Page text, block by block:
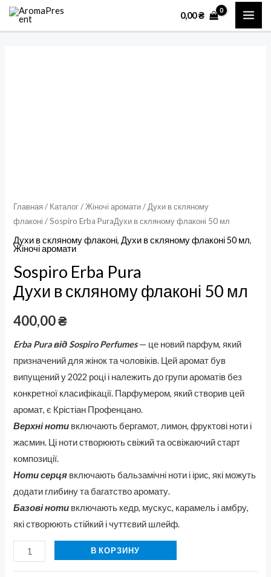
Перейти
0,00₴
Главная / Каталог/Жіночі аромати/ Духи в скляному
флаконі / Sospiro Erba PuraДухи в скляному флаконі 50 мл
Духи в скляному флаконі,Духи в скляному флаконі 50 мл,
Жіночі аромати
Sospiro Erba Pura
Духи в скляному флаконі 50 мл
400,00₴
Erba Pura від Sospiro Perfumes— це новий парфум, який
призначений для жінок та чоловіків. Цей аромат був
випущений у 2022 році і належить до групи ароматів без
конкретної класифікації. Парфумером, який створив цей
аромат, є Крістіан Профенцано.
Верхні ноти включають бергамот, лимон, фруктові ноти і
жасмин. Ці ноти створюють свіжий та освіжаючий старт
композиції.
Ноти серця включають бальзамічні ноти і ірис, які можуть
додати глибину та багатство аромату.
Базові ноти включають кедр, мускус, карамель і амбру,
які створюють стійкий і чуттєвий шлейф.
мл
В КОРЗИНУ